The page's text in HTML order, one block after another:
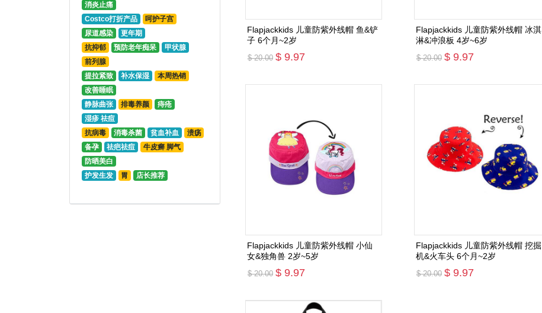
消炎止痛
Costco打折产品
呵护子宫
尿道感染
更年期
抗抑郁
预防老年痴呆
甲状腺
前列腺
提拉紧致
补水保湿
本周热销
改善睡眠
静脉曲张
排毒养颜
痔疮
湿疹 祛痘
抗病毒
消毒杀菌 贫血补血
溃疡
备孕
祛疤祛痘
牛皮癣 脚气
防晒美白
护发生发
胃 店长推荐
Flapjackkids 儿童防紫外线帽 鱼&铲
子 6个月~2岁
$ 20.00 $ 9.97
Flapjackkids 儿童防紫外线帽 冰淇
淋&冲浪板 4岁~6岁
$ 20.00 $ 9.97
Flapjackkids 儿童防紫外线帽 小仙
女&独角兽 2岁~5岁
$ 20.00 $ 9.97
添加购物车
Flapjackkids 儿童防紫外线帽 挖掘
机&火车头 6个月~2岁
$ 20.00 $ 9.97